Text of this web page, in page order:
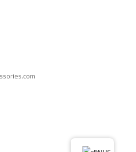
Reserved. © Deisgnd By Servix